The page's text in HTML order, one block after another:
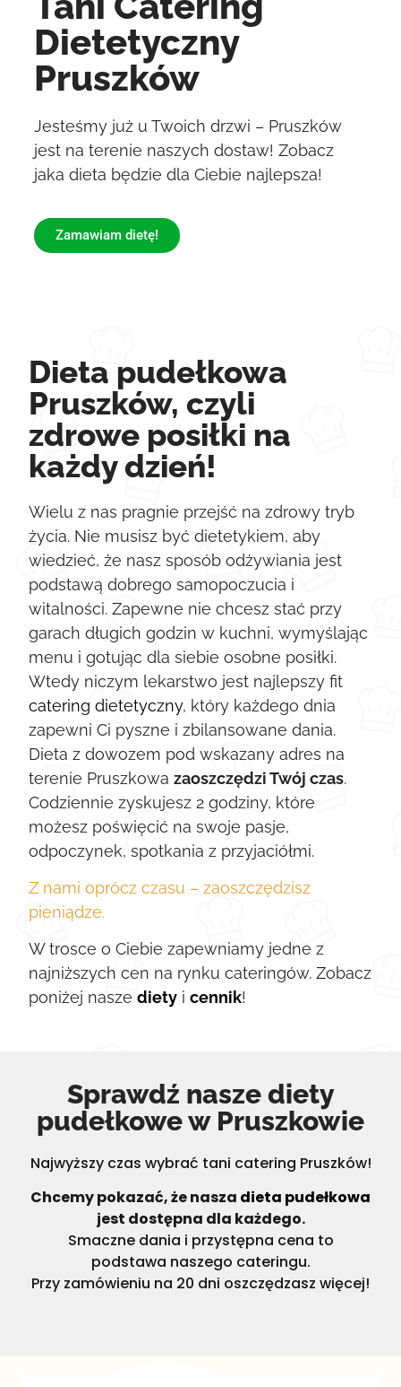
Dietetyczny
Pruszków
Jesteśmy już u Twoich drzwi – Pruszków
jest na terenie naszych dostaw! Zobacz
jaka dieta będzie dla Ciebie najlepsza!
Zamawiam dietę!
Dieta pudełkowa
Pruszków, czyli
zdrowe posiłki na
każdy dzień!
Wielu z nas pragnie przejść na zdrowy tryb
życia. Nie musisz być dietetykiem, aby
wiedzieć, że nasz sposób odżywiania jest
podstawą dobrego samopoczucia i
witalności. Zapewne nie chcesz stać przy
garach długich godzin w kuchni, wymyślając
menu i gotując dla siebie osobne posiłki.
Wtedy niczym lekarstwo jest najlepszy fit
catering dietetyczny, który każdego dnia
zapewni Ci pyszne i zbilansowane dania.
Dieta z dowozem pod wskazany adres na
terenie Pruszkowazaoszczędzi Twój czas.
Codziennie zyskujesz 2 godziny, które
możesz poświęcić na swoje pasje,
odpoczynek, spotkania z przyjaciółmi.
Z nami oprócz czasu – zaoszczędzisz
pieniądze.
W trosce o Ciebie zapewniamy jedne z
najniższych cen na rynku cateringów. Zobacz
poniżej naszediety icennik!
Sprawdź nasze diety
pudełkowe​ w Pruszkowie
Najwyższy czas wybrać tani catering Pruszków!
Chcemy pokazać, że nasza dieta pudełkowa
jest dostępna dla każdego.
Smaczne dania i przystępna cena to
podstawa naszego cateringu.
Przy zamówieniu na 20 dni oszczędzasz więcej!